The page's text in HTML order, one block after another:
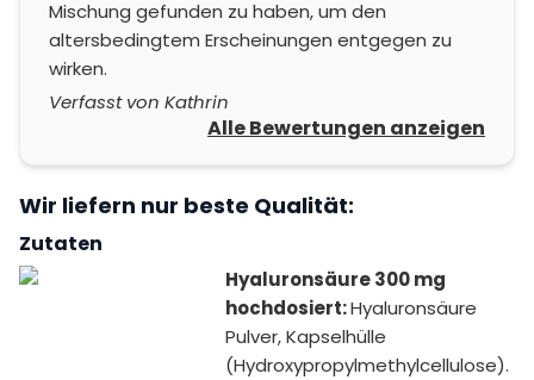
Mischung gefunden zu haben, um den
altersbedingtem Erscheinungen entgegen zu
wirken.
Verfasst von Kathrin
Alle Bewertungen anzeigen
Wir liefern nur beste Qualität:
Zutaten
Hyaluronsäure 300 mg
hochdosiert:Hyaluronsäure
Pulver, Kapselhülle
(Hydroxypropylmethylcellulose).